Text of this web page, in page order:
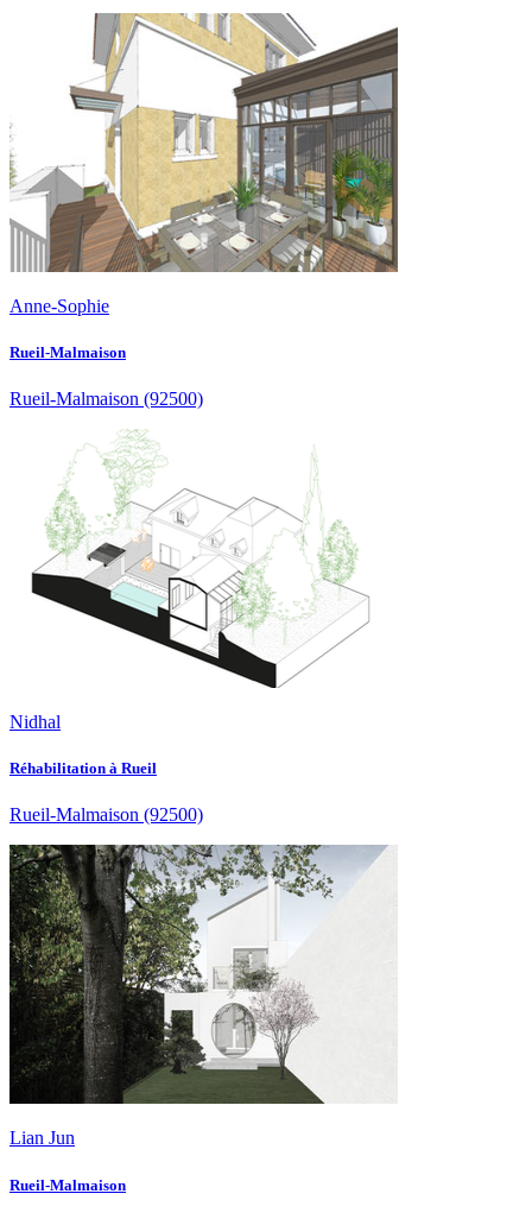
Anne-Sophie
Rueil-Malmaison
Rueil-Malmaison (92500)
Nidhal
Réhabilitation à Rueil
Rueil-Malmaison (92500)
Lian Jun
Rueil-Malmaison